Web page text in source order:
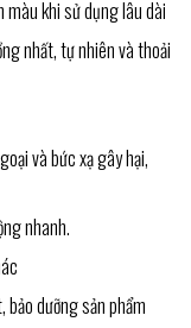
màu khi sử dụng lâu dài
nhất, tự nhiên và thoải
và bức xạ gây hại,
nhanh.
bảo dưỡng sản phẩm